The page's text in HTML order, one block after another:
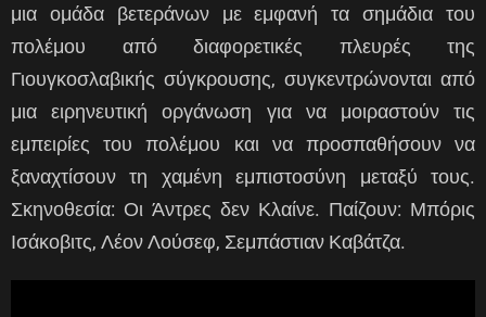
μια ομάδα βετεράνων με εμφανή τα σημάδια του
πολέμου από διαφορετικές πλευρές της
Γιουγκοσλαβικής σύγκρουσης, συγκεντρώνονται από
μια ειρηνευτική οργάνωση για να μοιραστούν τις
εμπειρίες του πολέμου και να προσπαθήσουν να
ξαναχτίσουν τη χαμένη εμπιστοσύνη μεταξύ τους.
Σκηνοθεσία: Οι Άντρες δεν Κλαίνε. Παίζουν: Μπόρις
Ισάκοβιτς, Λέον Λούσεφ, Σεμπάστιαν Καβάτζα.